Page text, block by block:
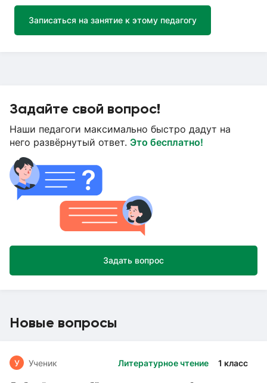
Записаться на занятие к этому педагогу
Задайте свой вопрос!
Наши педагоги максимально быстро дадут на
него развёрнутый ответ. Это бесплатно!
Задать вопрос
Новые вопросы
Литературное чтение 1 класс
У Ученик